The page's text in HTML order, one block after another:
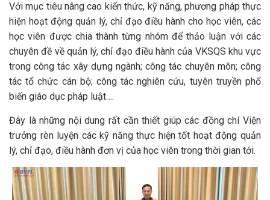
Với mục tiêu nâng cao kiến thức, kỹ năng, phương pháp thực
hiện hoạt động quản lý, chỉ đạo điều hành cho học viên, các
học viên được chia thành từng nhóm để thảo luận với các
chuyên đề về quản lý, chỉ đạo điều hành của VKSQS khu vực
trong công tác xây dựng ngành; công tác chuyên môn; công
tác tổ chức cán bộ; công tác nghiên cứu, tuyên truyền phổ
biến giáo dục pháp luật….
Đây là những nội dung rất cần thiết giúp các đồng chí Viện
trưởng rèn luyện các kỹ năng thực hiện tốt hoạt động quản
lý, chỉ đạo, điều hành đơn vị của học viên trong thời gian tới.